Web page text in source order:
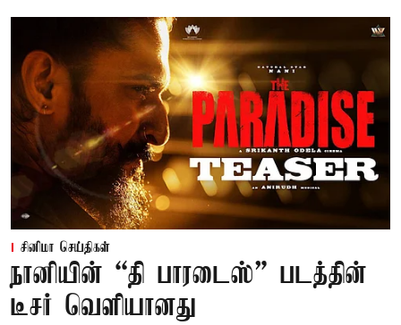
சினிமா செய்திகள்
நானியின் “தி பாரடைஸ்” படத்தின்
டீசர் வெளியானது